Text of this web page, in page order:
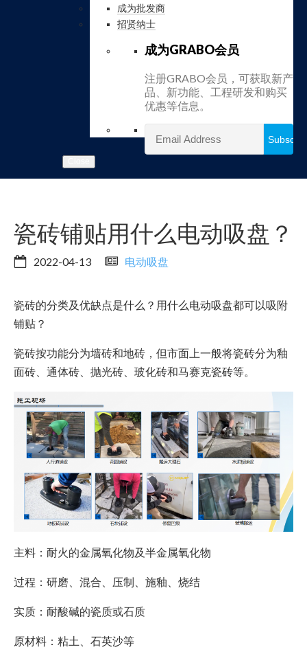
成为批发商
招贤纳士
成为GRABO会员
注册GRABO会员，可获取新产
品、新功能、工程研发和购买
优惠等信息。
瓷砖铺贴用什么电动吸盘？
2022-04-13 电动吸盘
瓷砖的分类及优缺点是什么？用什么电动吸盘都可以吸附
铺贴？
瓷砖按功能分为墙砖和地砖，但市面上一般将瓷砖分为釉
面砖、通体砖、抛光砖、玻化砖和马赛克瓷砖等。
主料：耐火的金属氧化物及半金属氧化物
过程：研磨、混合、压制、施釉、烧结
实质：耐酸碱的瓷质或石质
原材料：粘土、石英沙等